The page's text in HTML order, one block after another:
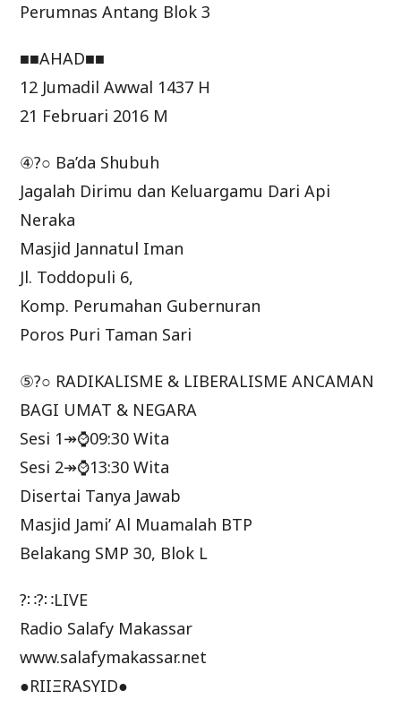
Perumnas Antang Blok 3
■■AHAD■■
12 Jumadil Awwal 1437 H
21 Februari 2016 M
④?○ Ba’da Shubuh
Jagalah Dirimu dan Keluargamu Dari Api
Neraka
Masjid Jannatul Iman
Jl. Toddopuli 6,
Komp. Perumahan Gubernuran
Poros Puri Taman Sari
⑤?○ RADIKALISME & LIBERALISME ANCAMAN
BAGI UMAT & NEGARA
Sesi 1↠⌚09:30 Wita
Sesi 2↠⌚13:30 Wita
Disertai Tanya Jawab
Masjid Jami’ Al Muamalah BTP
Belakang SMP 30, Blok L
?∷?∷LIVE
Radio Salafy Makassar
www.salafymakassar.net
●RIIΞRASYID●